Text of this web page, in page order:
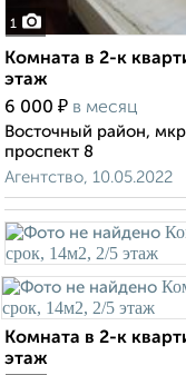
1
Комната в 2-к
этаж
6 000 ₽ в месяц
Восточный район,
проспект 8
Агентство, 10.05.2022
Комната в 2-к
этаж